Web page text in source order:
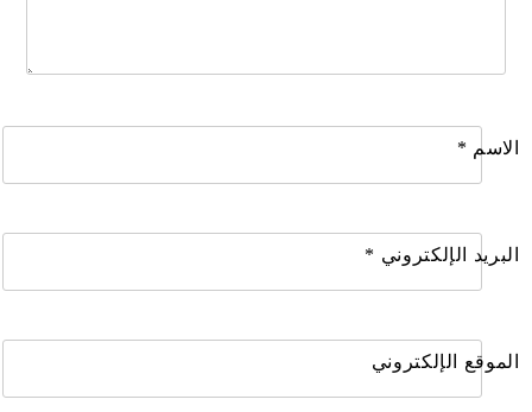
الاسم *
البريد الإلكتروني *
الموقع الإلكتروني